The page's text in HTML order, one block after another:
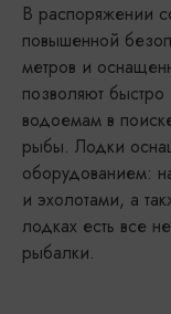
В распоряжении
повышенной
метров и
позволяют
водоемам в
рыбы. Лодки
оборудованием:
и эхолотами, а
лодках есть все
рыбалки.